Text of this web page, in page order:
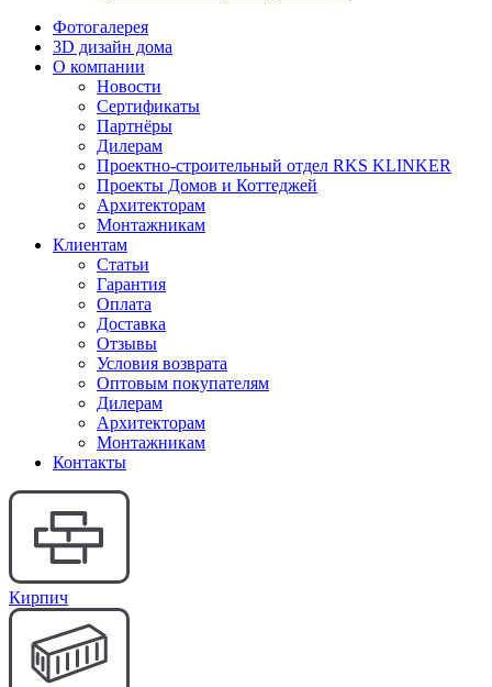
Фотогалерея
3D дизайн дома
О компании
Новости
Сертификаты
Партнёры
Дилерам
Проектно-строительный отдел RKS KLINKER
Проекты Домов и Коттеджей
Архитекторам
Монтажникам
Клиентам
Статьи
Гарантия
Оплата
Доставка
Отзывы
Условия возврата
Оптовым покупателям
Дилерам
Архитекторам
Монтажникам
Контакты
Кирпич